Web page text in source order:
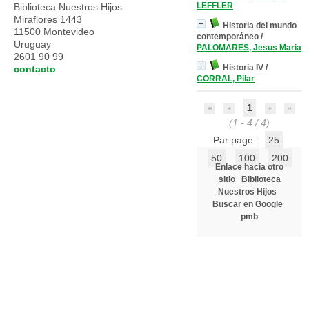
LEFFLER
Historia del mundo
contemporáneo /
PALOMARES, Jesus Maria
Historia IV /
CORRAL, Pilar
1
(1 - 4 / 4)
Par page :
25
50
100 200
Enlace hacia otro
sitio
Biblioteca
Nuestros Hijos
Buscar en Google
pmb
Biblioteca Nuestros Hijos
Miraflores 1443
11500 Montevideo
Uruguay
2601 90 99
contacto